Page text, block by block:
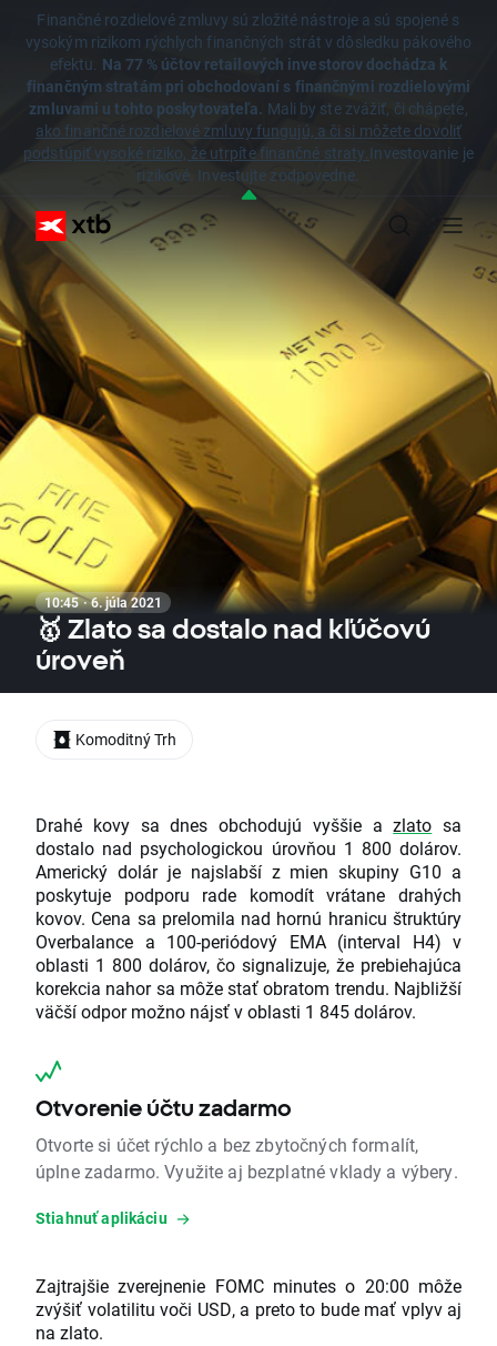
Finančné rozdielové zmluvy sú zložité nástroje a sú spojené s
vysokým rizikom rýchlych finančných strát v dôsledku pákového
efektu. Na 77 % účtov retailových investorov dochádza k
finančným stratám pri obchodovaní s finančnými rozdielovými
zmluvami u tohto poskytovateľa. Mali by ste zvážiť, či chápete,
ako finančné rozdielové zmluvy fungujú, a či si môžete dovoliť
podstúpiť vysoké riziko, že utrpíte finančné straty.Investovanie je
rizikové. Investujte zodpovedne.
10:45 · 6. júla 2021
🥇 Zlato sa dostalo nad kľúčovú
úroveň
Drahé kovy sa dnes obchodujú vyššie azlato sa
dostalo nad psychologickou úrovňou 1 800 dolárov.
Americký dolár je najslabší z mien skupiny G10 a
poskytuje podporu rade komodít vrátane drahých
kovov. Cena sa prelomila nad hornú hranicu štruktúry
Overbalance a 100-periódový EMA (interval H4) v
oblasti 1 800 dolárov, čo signalizuje, že prebiehajúca
korekcia nahor sa môže stať obratom trendu. Najbližší
väčší odpor možno nájsť v oblasti 1 845 dolárov.
Otvorenie účtu zadarmo
Otvorte si účet rýchlo a bez zbytočných formalít,
úplne zadarmo. Využite aj bezplatné vklady a výbery.
Stiahnuť aplikáciu
Zajtrajšie zverejnenie FOMC minutes o 20:00 môže
zvýšiť volatilitu voči USD, a preto to bude mať vplyv aj
na zlato.
Komoditný Trh